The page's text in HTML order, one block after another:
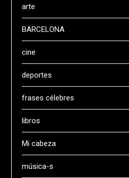
arte
BARCELONA
cine
deportes
frases célebres
libros
Mi cabeza
música-s